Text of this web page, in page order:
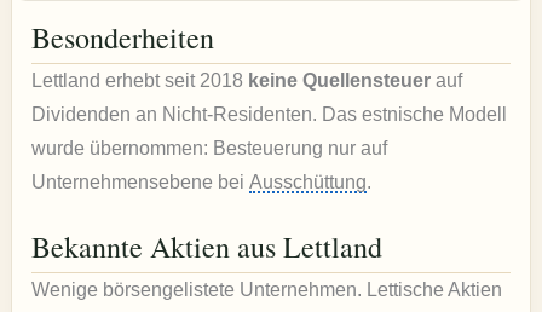
Besonderheiten
Lettland erhebt seit 2018 keine Quellensteuerauf
Dividenden an Nicht-Residenten. Das estnische Modell
wurde übernommen: Besteuerung nur auf
Unternehmensebene bei Ausschüttung.
Bekannte Aktien aus Lettland
Wenige börsengelistete Unternehmen. Lettische Aktien